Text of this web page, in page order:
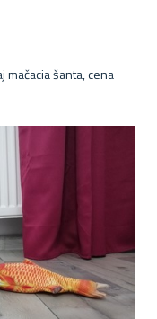
mačacia šanta, cena